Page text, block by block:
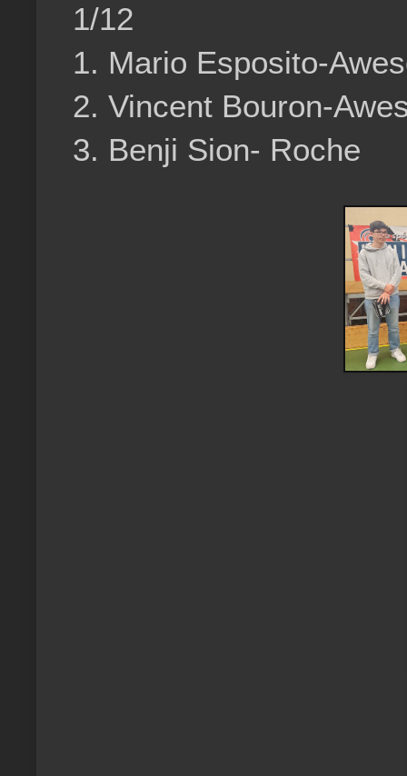
1/12
1. Mario Esposito-
2. Vincent Bouron-
3. Benji Sion- Roche